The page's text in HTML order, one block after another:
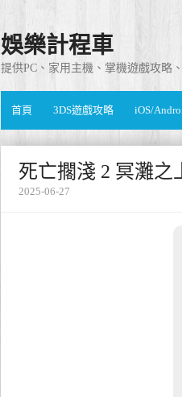
娛樂計程車
提供PC、家用主機、掌機遊戲攻略
首頁 3DS遊戲攻略 iOS/
死亡擱淺 2 冥灘之
2025-06-27